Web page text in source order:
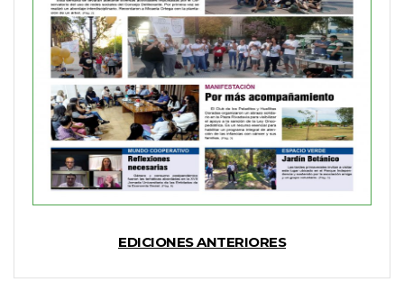
EDICIONES ANTERIORES